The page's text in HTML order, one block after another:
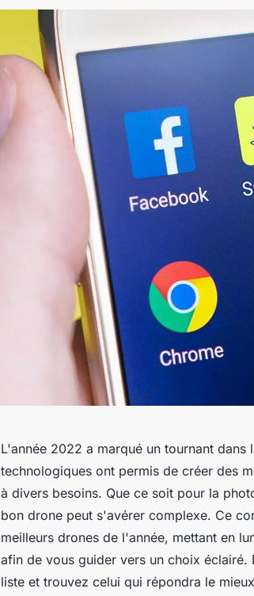
L'année 2022 a marqué un tournant
technologiques ont permis de créer des
à divers besoins. Que ce soit pour la
bon drone peut s'avérer complexe. Ce
meilleurs drones de l'année, mettant en
afin de vous guider vers un choix
liste et trouvez celui qui répondra le